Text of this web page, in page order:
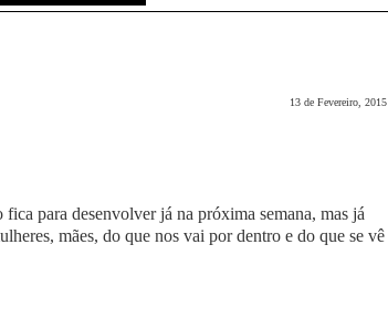
13 de Fevereiro, 2015
para desenvolver já na próxima semana, mas já
mães, do que nos vai por dentro e do que se vê